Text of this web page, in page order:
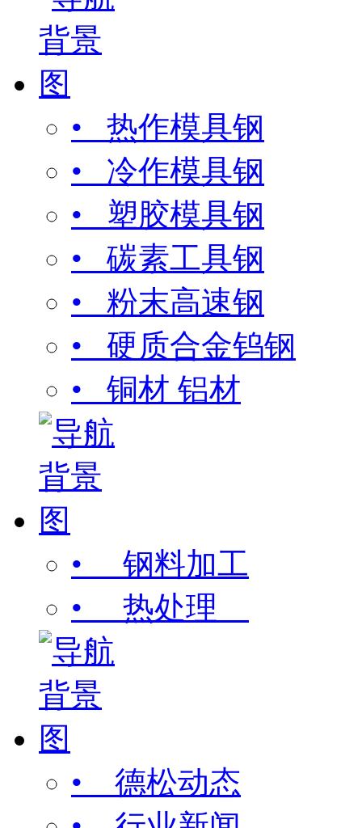
• 热作模具钢
• 冷作模具钢
• 塑胶模具钢
• 碳素工具钢
• 粉末高速钢
• 硬质合金钨钢
• 铜材 铝材
• 钢料加工
• 热处理
• 德松动态